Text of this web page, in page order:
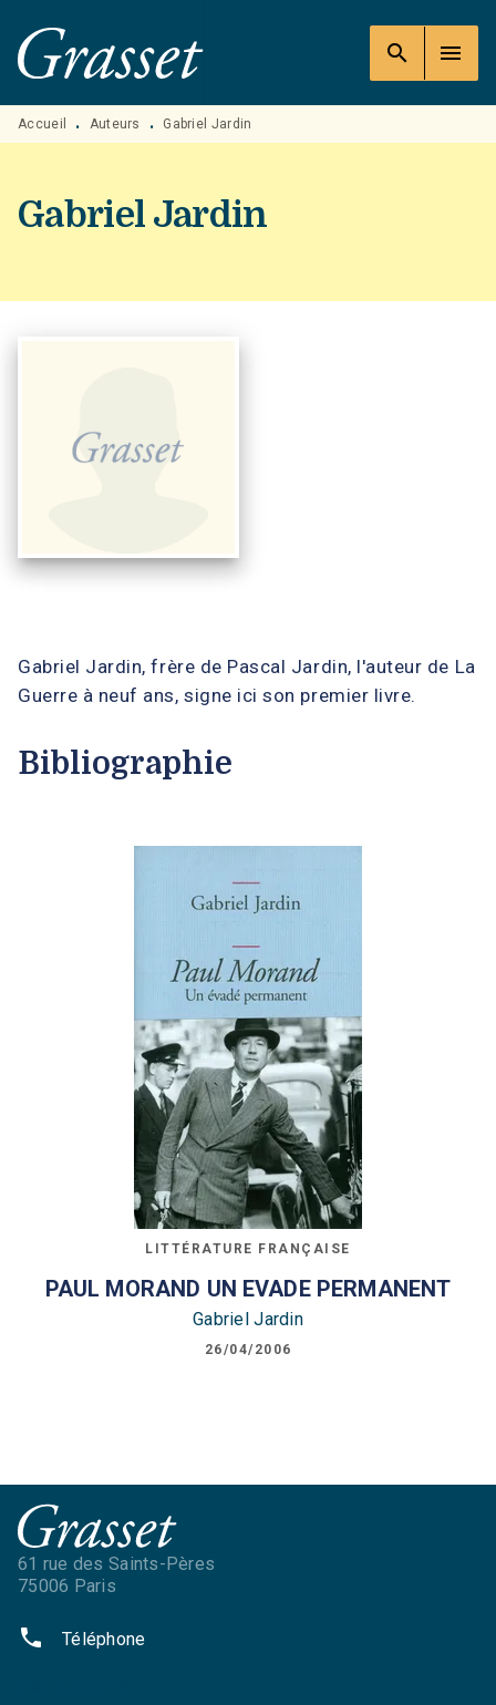
MENU RECHERCHE
PIED DE PAGE
search menu
Accueil • Auteurs • Gabriel Jardin
Gabriel Jardin
Gabriel Jardin, frère de Pascal Jardin, l'auteur de La
Guerre à neuf ans, signe ici son premier livre.
Bibliographie
LITTÉRATURE FRANÇAISE
PAUL MORAND UN EVADE PERMANENT
Gabriel Jardin
26/04/2006
61 rue des Saints-Pères
75006 Paris
phone Téléphone